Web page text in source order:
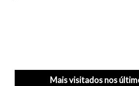
Mais visitados nos